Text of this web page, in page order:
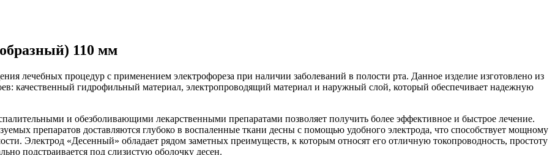
110 мм
лечебных процедур с применением электрофореза при наличии заболеваний в полости рта. Данное изделие изготовлено из
качественный гидрофильный материал, электропроводящий материал и наружный слой, который обеспечивает надежную
и обезболивающими лекарственными препаратами позволяет получить более эффективное и быстрое лечение.
препаратов доставляются глубоко в воспаленные ткани десны с помощью удобного электрода, что способствует мощному
Электрод «Десенный» обладает рядом заметных преимуществ, к которым относят его отличную токопроводность, простоту
подстраивается под слизистую оболочку десен.